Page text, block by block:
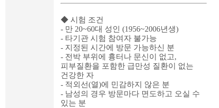
◆ 시험 조건
- 만 20~60대 성인 (1956~2006년생)
- 타기관 시험 참여자 불가능
- 지정된 시간에 방문 가능하신 분
- 전박 부위에 흉터나 문신이 없고,
피부질환을 포함한 급만성 질환이 없는
건강한 자
- 적외선(열)에 민감하지 않은 분
- 남성의 경우 방문마다 면도하고 오실 수
있는 분